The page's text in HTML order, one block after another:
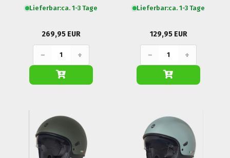
Lieferbar:ca. 1-3 Tage
269,95 EUR
− +
Lieferbar:ca. 1-3 Tage
129,95 EUR
− +